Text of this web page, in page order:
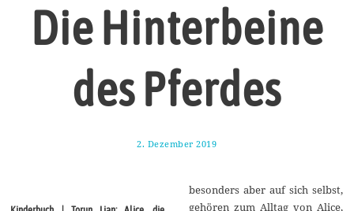
Die Hinterbeine
des Pferdes
2. Dezember 2019
z
besonders aber auf sich selbst,
gehören zum Alltag von Alice,